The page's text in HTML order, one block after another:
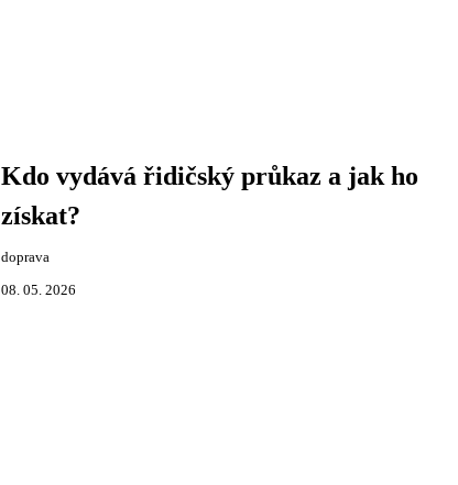
Kdo vydává řidičský průkaz a jak ho
získat?
doprava
08. 05. 2026